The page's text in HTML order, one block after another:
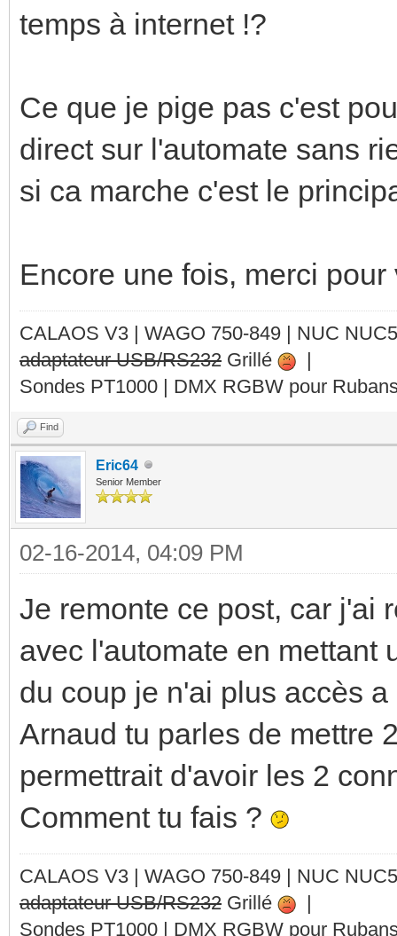
temps à internet !?
Ce que je pige pas c'est
direct sur l'automate sans
si ca marche c'est le
Encore une fois, merci
CALAOS V3 | WAGO 750-849 | NUC
adaptateur USB/RS232 Grillé
|
Sondes PT1000 | DMX RGBW pour
Find
Eric64
Senior Member
02-16-2014, 04:09 PM
Je remonte ce post, car j'ai
avec l'automate en mettant
du coup je n'ai plus accès a
Arnaud tu parles de mettre
permettrait d'avoir les 2
Comment tu fais ?
CALAOS V3 | WAGO 750-849 | NUC
adaptateur USB/RS232 Grillé
|
Sondes PT1000 | DMX RGBW pour